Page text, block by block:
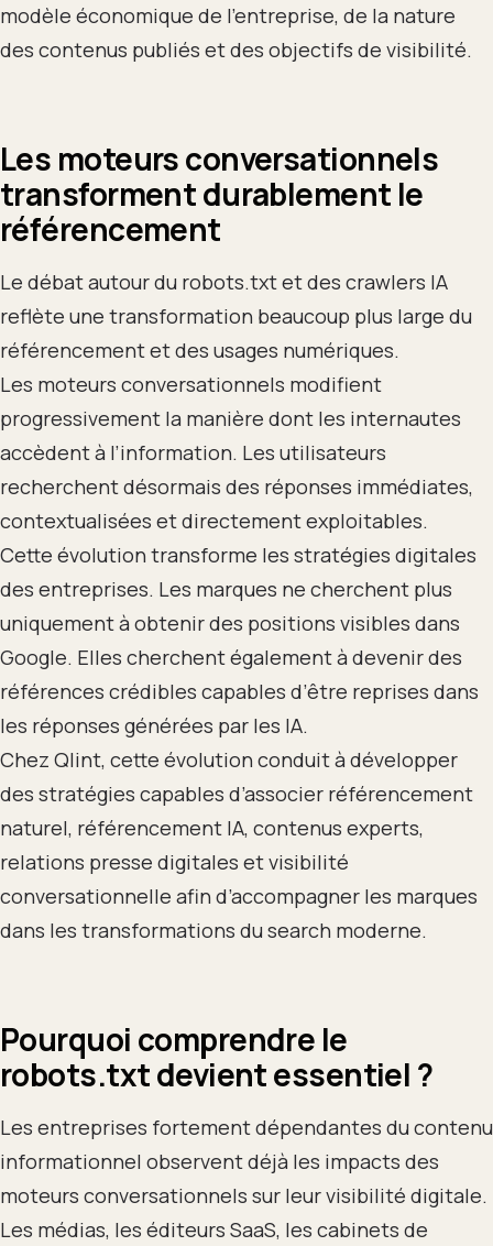
modèle économique de l’entreprise, de la nature
des contenus publiés et des objectifs de visibilité.
Les moteurs conversationnels
transforment durablement le
référencement
Le débat autour du robots.txt et des crawlers IA
reflète une transformation beaucoup plus large du
référencement et des usages numériques.
Les moteurs conversationnels modifient
progressivement la manière dont les internautes
accèdent à l’information. Les utilisateurs
recherchent désormais des réponses immédiates,
contextualisées et directement exploitables.
Cette évolution transforme les stratégies digitales
des entreprises. Les marques ne cherchent plus
uniquement à obtenir des positions visibles dans
Google. Elles cherchent également à devenir des
références crédibles capables d’être reprises dans
les réponses générées par les IA.
Chez Qlint, cette évolution conduit à développer
des stratégies capables d’associer référencement
naturel, référencement IA, contenus experts,
relations presse digitales et visibilité
conversationnelle afin d’accompagner les marques
dans les transformations du search moderne.
Pourquoi comprendre le
robots.txt devient essentiel ?
Les entreprises fortement dépendantes du contenu
informationnel observent déjà les impacts des
moteurs conversationnels sur leur visibilité digitale.
Les médias, les éditeurs SaaS, les cabinets de